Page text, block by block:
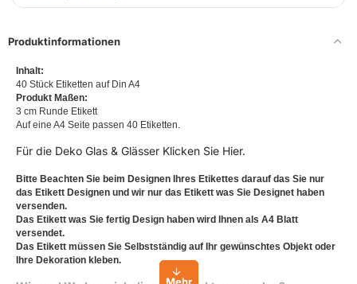
Produktinformationen
Inhalt:
40 Stück Etiketten auf Din A4
Produkt Maßen:
3 cm Runde Etikett
Auf eine A4 Seite passen 40 Etiketten.
Für die Deko Glas & Glässer Klicken Sie Hier.
Bitte Beachten Sie beim Designen Ihres Etikettes darauf das Sie nur
das Etikett Designen und wir nur das Etikett was Sie Designet haben
versenden.
Das Etikett was Sie fertig Design haben wird Ihnen als A4 Blatt
versendet.
Das Etikett müssen Sie Selbstständig auf Ihr gewünschtes Objekt oder
Ihre Dekoration kleben.